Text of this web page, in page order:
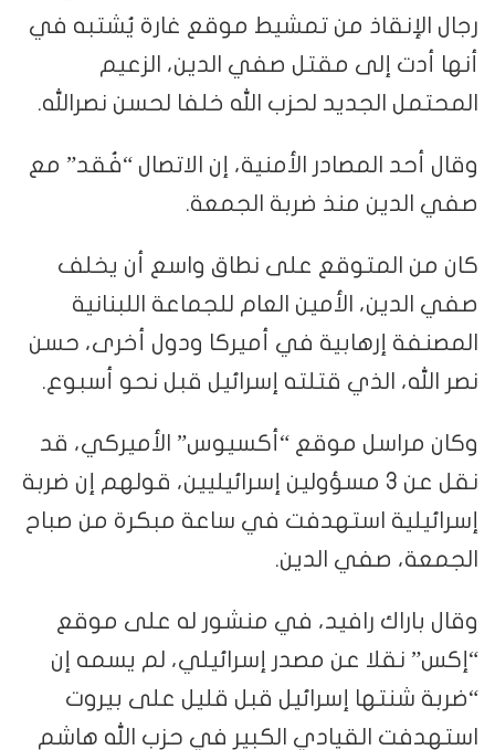
رجال الإنقاذ من تمشيط موقع غارة يُشتبه في
أنها أدت إلى مقتل صفي الدين، الزعيم
المحتمل الجديد لحزب الله خلفا لحسن نصرالله.
وقال أحد المصادر الأمنية، إن الاتصال “فُقد” مع
صفي الدين منذ ضربة الجمعة.
كان من المتوقع على نطاق واسع أن يخلف
صفي الدين، الأمين العام للجماعة اللبنانية
المصنفة إرهابية في أميركا ودول أخرى، حسن
نصر الله، الذي قتلته إسرائيل قبل نحو أسبوع.
وكان مراسل موقع “أكسيوس” الأميركي، قد
نقل عن 3 مسؤولين إسرائيليين، قولهم إن ضربة
إسرائيلية استهدفت في ساعة مبكرة من صباح
الجمعة، صفي الدين.
وقال باراك رافيد، في منشور له على موقع
“إكس” نقلا عن مصدر إسرائيلي، لم يسمه إن
“ضربة شنتها إسرائيل قبل قليل على بيروت
استهدفت القيادي الكبير في حزب الله هاشم